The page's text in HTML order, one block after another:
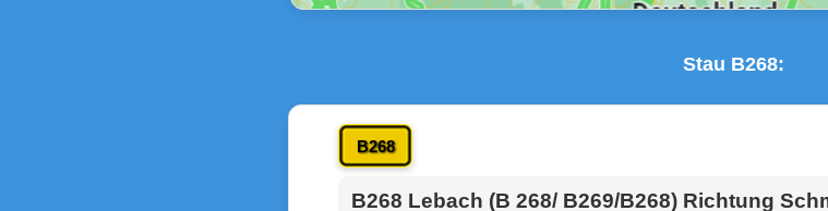
Stau B268:
B268
B268 Lebach (B 268/ B269/B268) Richtung